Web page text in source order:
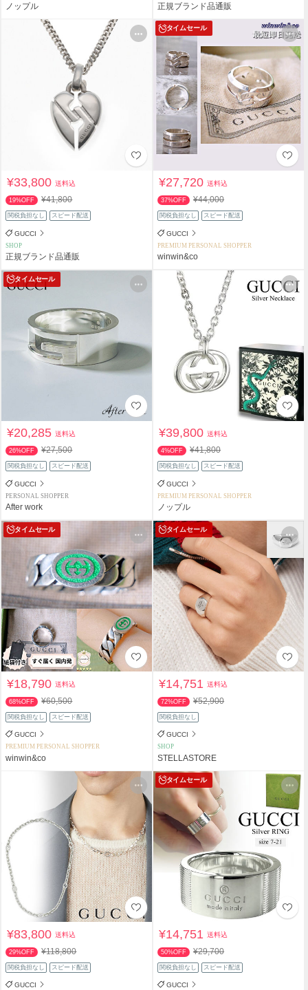
ノップル 正規ブランド品通販
¥33,800送料込
19%OFF ¥41,800
関税負担なし スピード配送
GUCCI
SHOP
正規ブランド品通販
タイムセール
¥27,720送料込
37%OFF ¥44,000
関税負担なし スピード配送
GUCCI
PREMIUM PERSONAL SHOPPER
winwin&co
タイムセール
¥20,285送料込
26%OFF ¥27,500
関税負担なし スピード配送
GUCCI
PERSONAL SHOPPER
After work
¥39,800送料込
4%OFF ¥41,800
関税負担なし スピード配送
GUCCI
PREMIUM PERSONAL SHOPPER
ノップル
タイムセール
¥18,790送料込
68%OFF ¥60,500
関税負担なし スピード配送
GUCCI
PREMIUM PERSONAL SHOPPER
winwin&co
タイムセール
¥14,751送料込
72%OFF ¥52,900
関税負担なし
GUCCI
SHOP
STELLASTORE
¥83,800送料込
29%OFF ¥118,800
関税負担なし スピード配送
GUCCI
タイムセール
¥14,751送料込
50%OFF ¥29,700
関税負担なし スピード配送
GUCCI